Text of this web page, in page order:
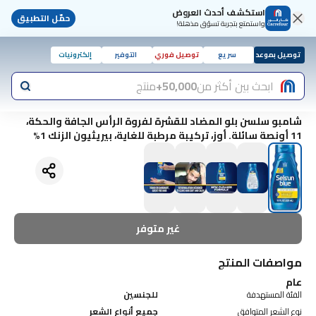
استكشف أحدث العروض
واستمتع بتجربة تسوّق مذهلة! حمّل التطبيق
توصيل بموعد سريع توصيل فوري التوفير إلكترونيات
ابحث بين أكثر من50,000+ منتج
شامبو سلسن بلو المضاد للقشرة لفروة الرأس الجافة والحكة،
11 أونصة سائلة. أوز، تركيبة مرطبة للغاية، بيريثيون الزنك 1%
غير متوفر
مواصفات المنتج
عام
الفئة المستهدفة
للجنسين
نوع الشعر المتوافق
جميع أنواع الشعر